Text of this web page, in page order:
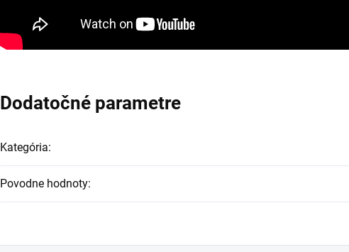
Dodatočné parametre
Kategória:
Povodne hodnoty: